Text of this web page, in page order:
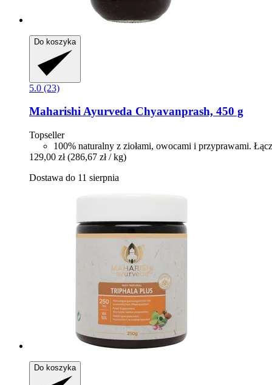
Do koszyka
5.0 (23)
Maharishi Ayurveda Chyavanprash, 450 g
Topseller
100% naturalny z ziołami, owocami i przyprawami.
129,00 zł (286,67 zł / kg)
Dostawa do 11 sierpnia
Do koszyka